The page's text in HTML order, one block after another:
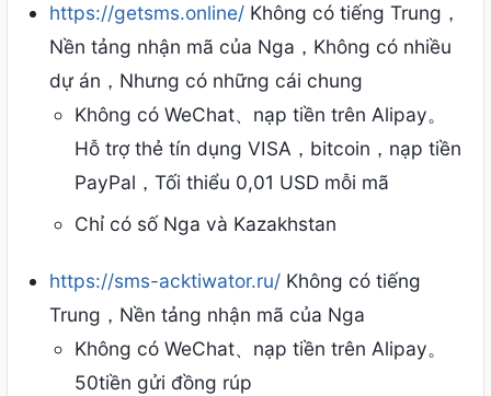
https://getsms.online/ Không có tiếng Trung，
Nền tảng nhận mã của Nga，Không có nhiều
dự án，Nhưng có những cái chung
Không có WeChat、nạp tiền trên Alipay。
Hỗ trợ thẻ tín dụng VISA，bitcoin，nạp tiền
PayPal，Tối thiểu 0,01 USD mỗi mã
Chỉ có số Nga và Kazakhstan
https://sms-acktiwator.ru/ Không có tiếng
Trung，Nền tảng nhận mã của Nga
Không có WeChat、nạp tiền trên Alipay。
50tiền gửi đồng rúp